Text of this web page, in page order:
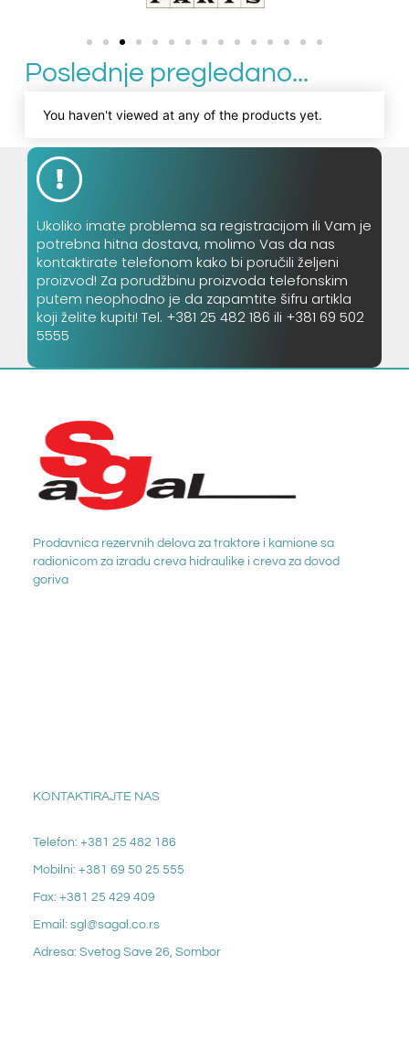
Poslednje pregledano...
You haven't viewed at any of the products yet.
Ukoliko imate problema sa registracijom ili Vam je
potrebna hitna dostava, molimo Vas da nas
kontaktirate telefonom kako bi poručili željeni
proizvod! Za porudžbinu proizvoda telefonskim
putem neophodno je da zapamtite šifru artikla
koji želite kupiti! Tel. +381 25 482 186 ili +381 69 502
5555
Prodavnica rezervnih delova za traktore i kamione sa
radionicom za izradu creva hidraulike i creva za dovod
goriva
KONTAKTIRAJTE NAS
Telefon: +381 25 482 186
Mobilni: +381 69 50 25 555
Fax: +381 25 429 409
Email: sgl@sagal.co.rs
Adresa: Svetog Save 26, Sombor